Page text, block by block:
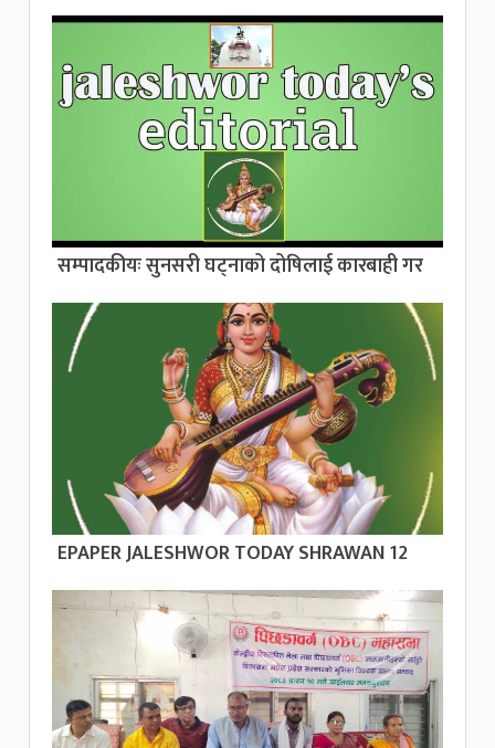
सम्पादकीयः सुनसरी घट्नाको दोषिलाई कारबाही गर
EPAPER JALESHWOR TODAY SHRAWAN 12